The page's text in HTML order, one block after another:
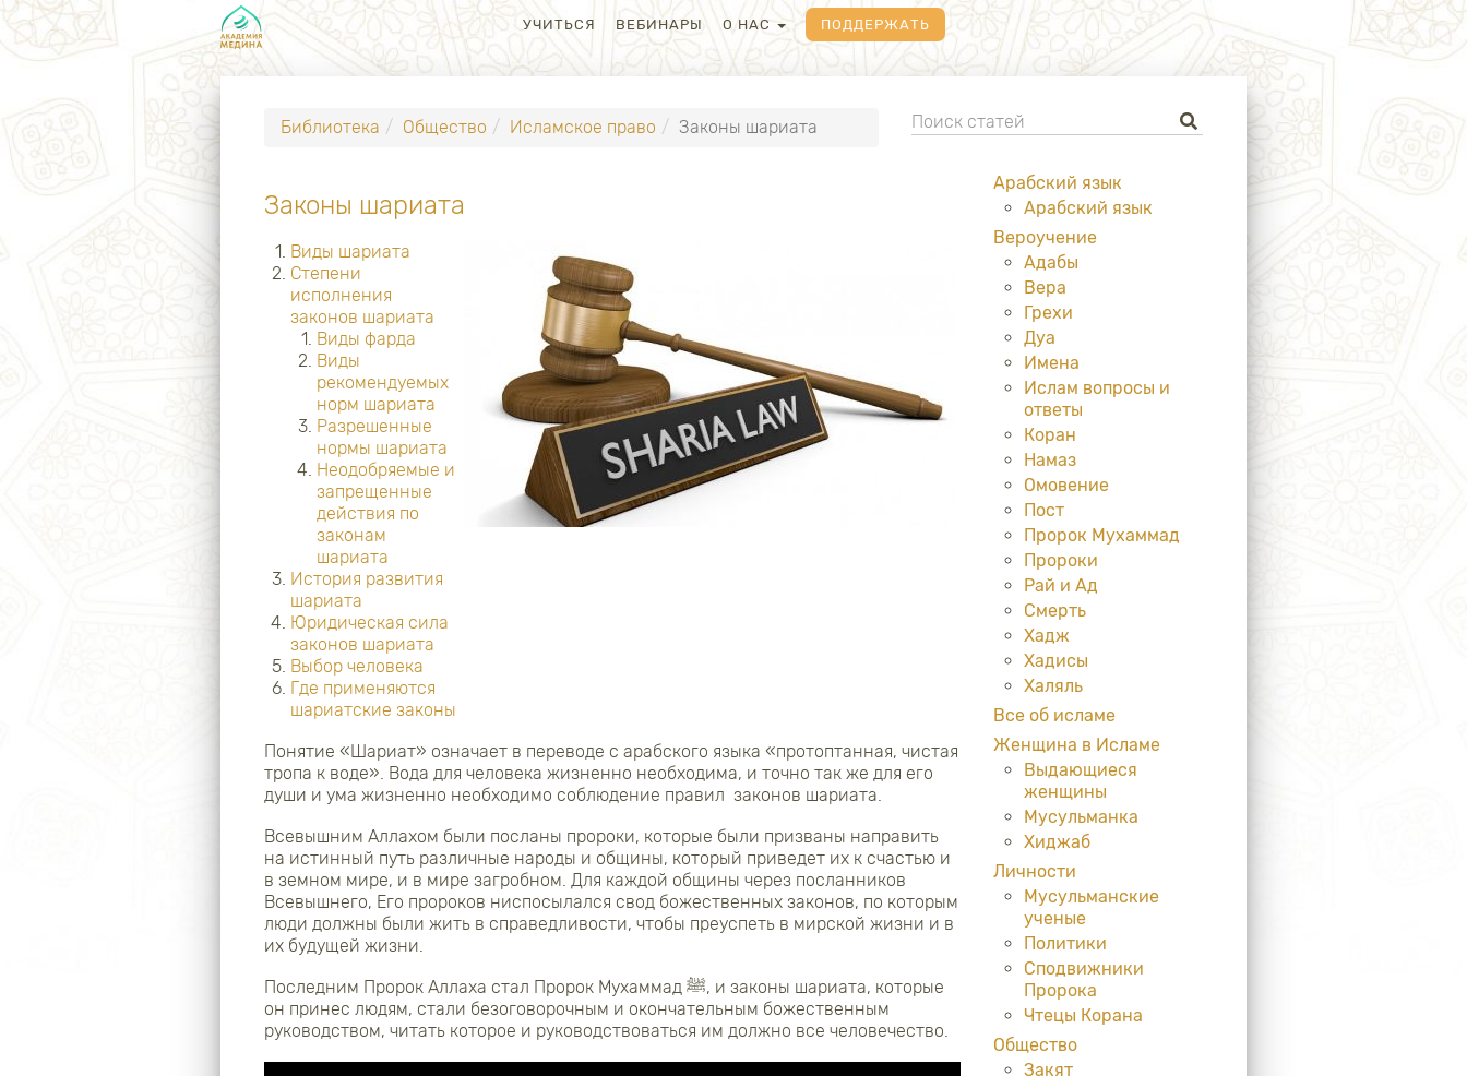
УЧИТЬСЯ ВЕБИНАРЫ О НАС ПОДДЕРЖАТЬ
Библиотека Общество Исламское право Законы шариата
Законы шариата
Виды шариата
Степени
исполнения
законов шариата
Виды фарда
Виды
рекомендуемых
норм шариата
Разрешенные
нормы шариата
Неодобряемые и
запрещенные
действия по
законам
шариата
История развития
шариата
Юридическая сила
законов шариата
Выбор человека
Где применяются
шариатские законы
Понятие «Шариат» означает в переводе с арабского языка «протоптанная, чистая
тропа к воде». Вода для человека жизненно необходима, и точно так же для его
души и ума жизненно необходимо соблюдение правил законов шариата.
Всевышним Аллахом были посланы пророки, которые были призваны направить
на истинный путь различные народы и общины, который приведет их к счастью и
в земном мире, и в мире загробном. Для каждой общины через посланников
Всевышнего, Его пророков ниспосылался свод божественных законов, по которым
люди должны были жить в справедливости, чтобы преуспеть в мирской жизни и в
их будущей жизни.
Последним Пророк Аллаха стал Пророк Мухаммад ﷺ, и законы шариата, которые
он принес людям, стали безоговорочным и окончательным божественным
руководством, читать которое и руководствоваться им должно все человечество.
Арабский язык
Арабский язык
Вероучение
Адабы
Вера
Грехи
Дуа
Имена
Ислам вопросы и
ответы
Коран
Намаз
Омовение
Пост
Пророк Мухаммад
Пророки
Рай и Ад
Смерть
Хадж
Хадисы
Халяль
Все об исламе
Женщина в Исламе
Выдающиеся
женщины
Мусульманка
Хиджаб
Личности
Мусульманские
ученые
Политики
Сподвижники
Пророка
Чтецы Корана
Общество
Закят